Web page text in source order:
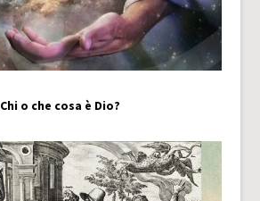
Chi o che cosa è Dio?